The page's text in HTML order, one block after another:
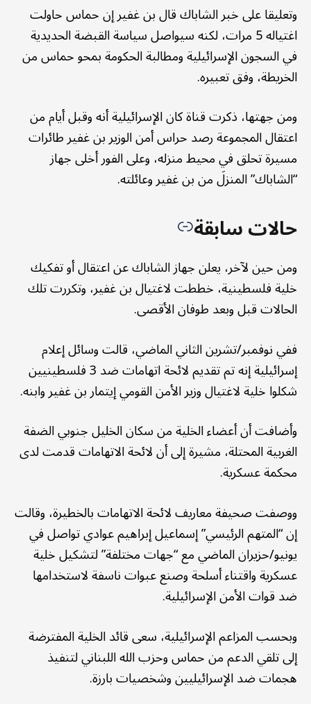
وتعليقا على خبر الشاباك قال بن غفير إن حماس حاولت
اغتياله 5 مرات، لكنه سيواصل سياسة القبضة الحديدية
في السجون الإسرائيلية ومطالبة الحكومة بمحو حماس من
الخريطة، وفق تعبيره.
ومن جهتها، ذكرت قناة كان الإسرائيلية أنه وقبل أيام من
اعتقال المجموعة رصد حراس أمن الوزير بن غفير طائرات
مسيرة تحلق في محيط منزله، وعلى الفور أخلى جهاز
“الشاباك” المنزلَ من بن غفير وعائلته.
حالات سابقة
ومن حين لآخر، يعلن جهاز الشاباك عن اعتقال أو تفكيك
خلية فلسطينية، خططت لاغتيال بن غفير، وتكررت تلك
الحالات قبل وبعد طوفان الأقصى.
ففي نوفمبر/تشرين الثاني الماضي، قالت وسائل إعلام
إسرائيلية إنه تم تقديم لائحة اتهامات ضد 3 فلسطينيين
شكلوا خلية لاغتيال وزير الأمن القومي إيتمار بن غفير وابنه.
وأضافت أن أعضاء الخلية من سكان الخليل جنوبي الضفة
الغربية المحتلة، مشيرة إلى أن لائحة الاتهامات قدمت لدى
محكمة عسكرية.
ووصفت صحيفة معاريف لائحة الاتهامات بالخطيرة، وقالت
إن “المتهم الرئيسي” إسماعيل إبراهيم عوادي تواصل في
يونيو/حزيران الماضي مع “جهات مختلفة” لتشكيل خلية
عسكرية واقتناء أسلحة وصنع عبوات ناسفة لاستخدامها
ضد قوات الأمن الإسرائيلية.
وبحسب المزاعم الإسرائيلية، سعى قائد الخلية المفترضة
إلى تلقي الدعم من حماس وحزب الله اللبناني لتنفيذ
هجمات ضد الإسرائيليين وشخصيات بارزة.